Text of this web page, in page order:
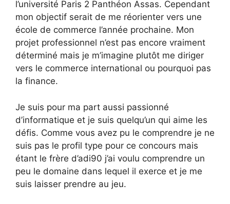
l’université Paris 2 Panthéon Assas. Cependant
mon objectif serait de me réorienter vers une
école de commerce l’année prochaine. Mon
projet professionnel n’est pas encore vraiment
déterminé mais je m’imagine plutôt me diriger
vers le commerce international ou pourquoi pas
la finance.
Je suis pour ma part aussi passionné
d’informatique et je suis quelqu’un qui aime les
défis. Comme vous avez pu le comprendre je ne
suis pas le profil type pour ce concours mais
étant le frère d’adi90 j’ai voulu comprendre un
peu le domaine dans lequel il exerce et je me
suis laisser prendre au jeu.